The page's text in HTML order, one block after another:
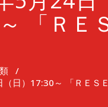
ョ
を
切
「ＲＥ
/
日）17:30～ 「ＲＥＳ